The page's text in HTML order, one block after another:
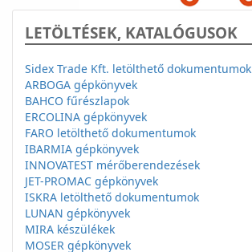
LETÖLTÉSEK, KATALÓGUSOK
Sidex Trade Kft. letölthető dokumentumok
ARBOGA gépkönyvek
BAHCO fűrészlapok
ERCOLINA gépkönyvek
FARO letölthető dokumentumok
IBARMIA gépkönyvek
INNOVATEST mérőberendezések
JET-PROMAC gépkönyvek
ISKRA letölthető dokumentumok
LUNAN gépkönyvek
MIRA készülékek
MOSER gépkönyvek